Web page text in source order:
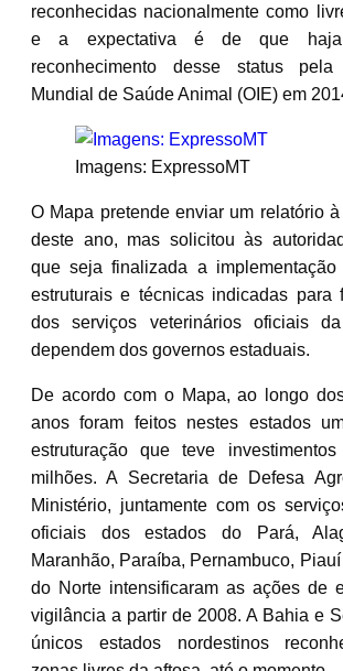
reconhecidas nacionalmente como
e a expectativa é de que
reconhecimento desse status pela
Mundial de Saúde Animal (OIE) em
Imagens: ExpressoMT
O Mapa pretende enviar um relatório
deste ano, mas solicitou às
que seja finalizada a implementação
estruturais e técnicas indicadas para
dos serviços veterinários oficiais
dependem dos governos estaduais.
De acordo com o Mapa, ao longo
anos foram feitos nestes estados
estruturação que teve
milhões. A Secretaria de Defesa
Ministério, juntamente com os
oficiais dos estados do Pará,
Maranhão, Paraíba, Pernambuco,
do Norte intensificaram as ações de
vigilância a partir de 2008. A Bahia e
únicos estados nordestinos